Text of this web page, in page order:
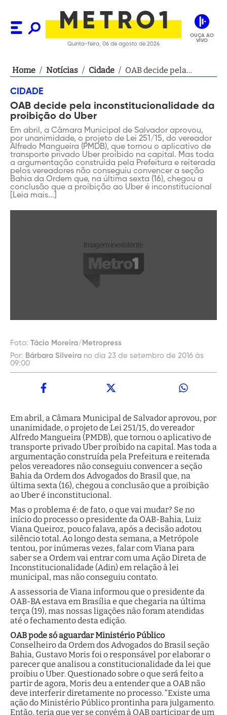
Quinta-feira, 06 de agosto de 2026
OUÇA AO
VIVO
Home / Notícias / Cidade / OAB decide pela
CIDADE
OAB decide pela inconstitucionalidade da
proibição do Uber
Em abril, a Câmara Municipal de Salvador aprovou,
por unanimidade, o projeto de Lei 251/15, do vereador
Alfredo Mangueira (PMDB), que tornou o aplicativo de
transporte privado Uber proibido na capital. Mas toda
a argumentação construída pela Prefeitura e reiterada
pelos vereadores não conseguiu convencer a seção
Bahia da Ordem que, na última sexta (16), chegou a
conclusão que a proibição ao Uber é inconstitucional
[Leia mais...]
Foto: Tácio Moreira/Metropress
Por: Bárbara Silveira no dia 23 de setembro de 2016 às
09:00
Em abril, a Câmara Municipal de Salvador aprovou, por
unanimidade, o projeto de Lei 251/15, do vereador
Alfredo Mangueira (PMDB), que tornou o aplicativo de
transporte privado Uber proibido na capital. Mas toda a
argumentação construída pela Prefeitura e reiterada
pelos vereadores não conseguiu convencer a seção
Bahia da Ordem dos Advogados do Brasil que, na
última sexta (16), chegou a conclusão que a proibição
ao Uber é inconstitucional.
Mas o problema é: de fato, o que vai mudar? Se no
início do processo o presidente da OAB-Bahia, Luiz
Viana Queiroz, pouco falava, após a decisão adotou
silêncio total. Ao longo desta semana, a Metrópole
tentou, por inúmeras vezes, falar com Viana para
saber se a Ordem vai entrar com uma Ação Direta de
Inconstitucionalidade (Adin) em relação à lei
municipal, mas não conseguiu contato.
A assessoria de Viana informou que o presidente da
OAB-BA estava em Brasília e que chegaria na última
terça (19), mas nossas ligações não foram atendidas
até o fechamento desta edição.
OAB pode só aguardar Ministério Público
Conselheiro da Ordem dos Advogados do Brasil seção
Bahia, Gustavo Moris foi o responsável por elaborar o
parecer que analisou a constitucionalidade da lei que
proibiu o Uber. Questionado sobre o que será feito a
partir de agora, Moris deu a entender que a OAB não
deve interferir diretamente no processo. “Existe uma
ação do Ministério Público prontinha para julgamento.
Então, teria que ver se convém à OAB participar de um